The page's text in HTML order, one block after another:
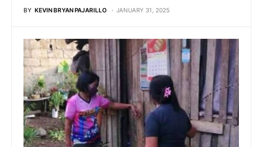
BY KEVIN BRYAN PAJARILLO JANUARY 31, 2025